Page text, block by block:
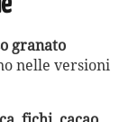
granato
nelle versioni